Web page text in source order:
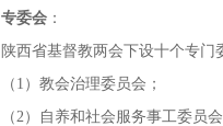
专委会 ：
陕西省基督教两会下设十个专门
（1）教会治理委员会；
（2）自养和社会服务事工委员会